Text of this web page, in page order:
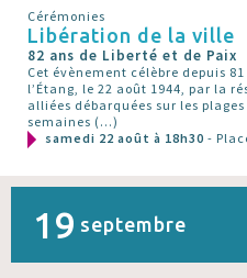
Cérémonies
Libération de la ville
82 ans de Liberté et de Paix
Cet évènement célèbre depuis
l’Étang, le 22 août 1944, par la
alliées débarquées sur les
semaines (…)
samedi 22 août à 18h30 -
19 septembre